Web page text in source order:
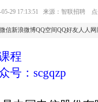
05-29 17:13:51 来源：智联招聘
微信新浪微博QQ空间QQ好友人人网
程
号：scgqzp